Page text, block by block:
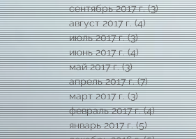
сентябрь 2017 г. (3)3 поста
август 2017 г. (4)4 поста
июль 2017 г. (3)3 поста
июнь 2017 г. (4)4 поста
май 2017 г. (3)3 поста
апрель 2017 г. (7)7 постов
март 2017 г. (3)3 поста
февраль 2017 г. (4)4 поста
январь 2017 г. (5)5 постов